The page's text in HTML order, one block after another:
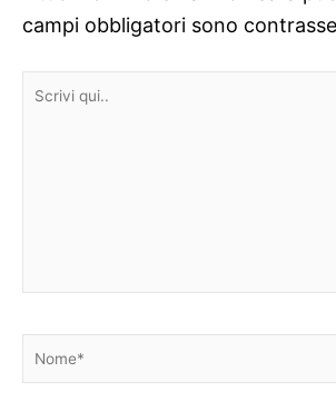
campi obbligatori sono
Scrivi
Nome*